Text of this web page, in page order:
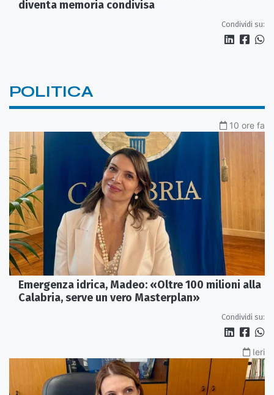
diventa memoria condivisa
Condividi su:
POLITICA
10 ore fa
Emergenza idrica, Madeo: «Oltre 100 milioni alla
Calabria, serve un vero Masterplan»
Condividi su:
Ieri